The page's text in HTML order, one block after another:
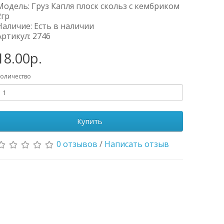
Груз Капля плоск скольз с кембриком
Есть в наличии
2746
Купить
0 отзывов / Написать отзыв